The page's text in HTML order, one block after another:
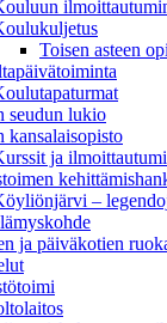
Toisen asteen
seudun lukio
kansalaisopisto
ja
–
ja päiväkotien